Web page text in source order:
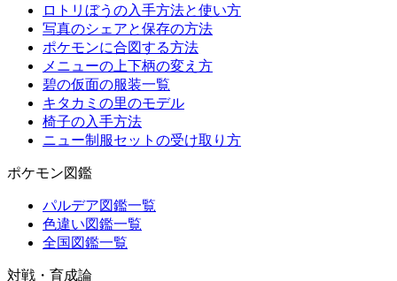
ロトリぼうの入手方法と使い方
写真のシェアと保存の方法
ポケモンに合図する方法
メニューの上下柄の変え方
碧の仮面の服装一覧
キタカミの里のモデル
椅子の入手方法
ニュー制服セットの受け取り方
ポケモン図鑑
パルデア図鑑一覧
色違い図鑑一覧
全国図鑑一覧
対戦・育成論